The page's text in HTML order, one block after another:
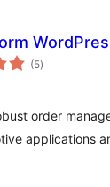
(5total
de
)
order
applications